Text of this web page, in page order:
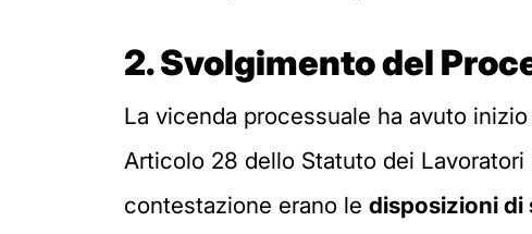
2.Svolgimento del
La vicenda processuale ha avuto
Articolo 28 dello Statuto dei
contestazione erano le disposizioni di